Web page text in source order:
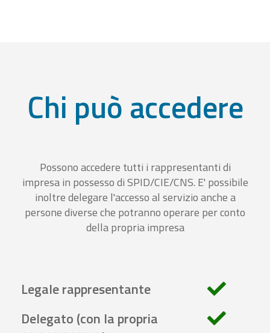
Chi può accedere
Possono accedere tutti i rappresentanti di
impresa in possesso di SPID/CIE/CNS. E' possibile
inoltre delegare l'accesso al servizio anche a
persone diverse che potranno operare per conto
della propria impresa
Legale rappresentante
Delegato (con la propria